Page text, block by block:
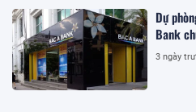
Dự
Bank
3 ngày